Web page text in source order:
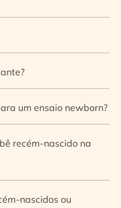
um ensaio newborn?
recém-nascido na
nascidos ou